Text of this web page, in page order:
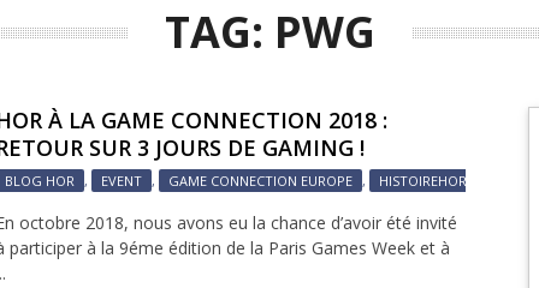
EPIC 2 : ABSOLUTE
EPIC 5.1 :
EPIC 5.2 : DRAGONIC
EPIC 6.1 : NAVIS
TAG: PWG
À LA GAME CONNECTION 2018 :
SUR 3 JOURS DE GAMING !
BLOG HOR , EVENT , GAME CONNECTION EUROPE , HISTOIREHOR
octobre 2018, nous avons eu la chance d’avoir été invité
participer à la 9éme édition de la Paris Games Week et à